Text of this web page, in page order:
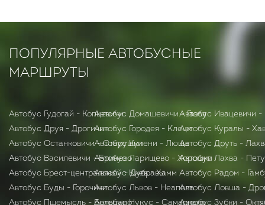
ПОПУЛЯРНЫЕ АВТОБУСНЫЕ
МАРШРУТЫ
Автобус Гудогай - Копцевичи
Автобус Друя - Дрогичин
Автобус Останковичи - Старушки
Автобус Василевичи - Бринево
Автобус Брест-центральный - Дубравы
Автобус Буды - Горочичи
Автобус Пшемысль - Больцано
Автобус Домашевичи - Гавья
Автобус Городея - Клецк
Автобус Кулени - Люща
Автобус Ларищево - Хорошки
Автобус Киев - Хамм
Автобус Львов - Неаполь
Автобус Нукус - Самарканд
Автобус Ивацевичи
Автобус Куралы -
Автобус Друть -
Автобус Лахва -
Автобус Радом -
Автобус Ловша -
Автобус Зубки -